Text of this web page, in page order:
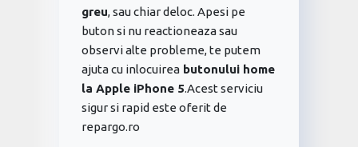
greu, sau chiar deloc. Apesi pe
buton si nu reactioneaza sau
observi alte probleme, te putem
ajuta cu inlocuirea butonului home
la Apple iPhone 5.Acest serviciu
sigur si rapid este oferit de
repargo.ro